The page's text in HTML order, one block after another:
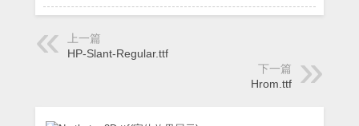
上一篇
HP-Slant-Regular.ttf
下一篇
Hrom.ttf